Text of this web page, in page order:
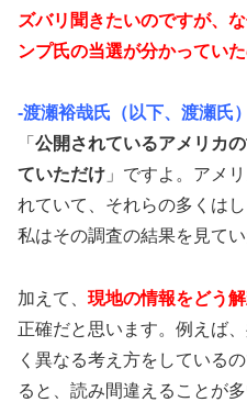
ズバリ聞きたいのですが、
ンプ氏の当選が分かってい
-渡瀬裕哉氏（以下、渡瀬氏）
「 公開されているアメリカ
ていただけ 」ですよ。アメ
れていて、それらの多くは
私はその調査の結果を見てい
加えて、 現地の情報をどう
正確だと思います。例えば
く異なる考え方をしている
ると、読み間違えることが多